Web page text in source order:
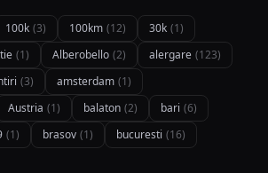
100k (3) 100km (12) 30k (1)
(1) Alberobello (2) alergare (123)
(3) amsterdam (1)
Austria (1) balaton (2) bari (6)
(1) brasov (1) bucuresti (16)